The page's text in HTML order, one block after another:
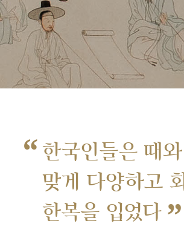
“ 한국인들은 때
맞게 다양하고
한복을 입었다 ”